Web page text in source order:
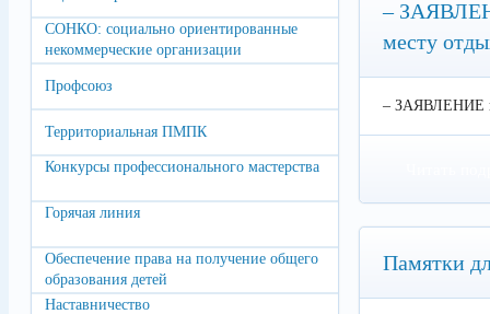
СОНКО: социально ориентированные
некоммерческие организации
Профсоюз
Территориальная ПМПК
Конкурсы профессионального мастерства
Горячая линия
Обеспечение права на получение общего
образования детей
Наставничество
–
месту
– ЗАЯВЛЕНИЕ
Памятки